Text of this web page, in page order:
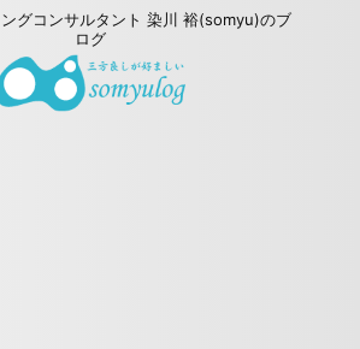
グコンサルタント 染川 裕(somyu)のブ
ログ